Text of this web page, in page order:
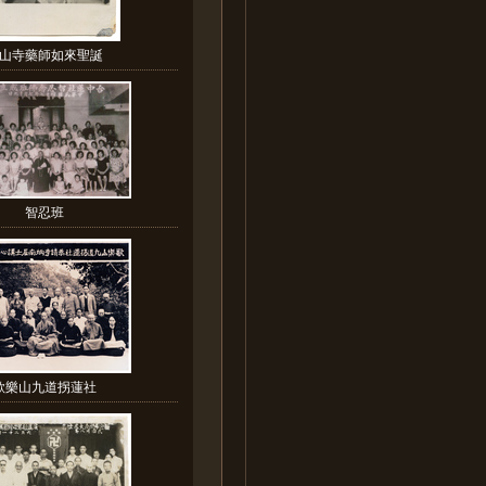
寺藥師如來聖誕
智忍班
樂山九道拐蓮社